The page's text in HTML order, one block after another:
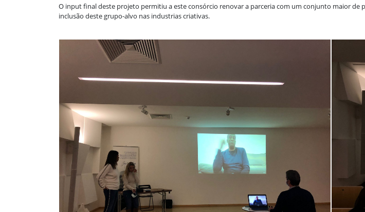
O input final deste projeto permitiu a este consórcio renovar a parceria com um conjunto maior de
inclusão deste grupo-alvo nas industrias criativas.